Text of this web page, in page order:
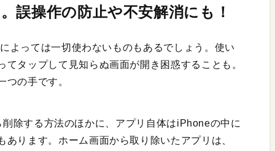
誤操作の防止や不安解消にも！
よっては一切使わないものもあるでしょう。使い
タップして見知らぬ画面が開き困惑することも。
つの手です。
除する方法のほかに、アプリ自体はiPhoneの中に
ります。ホーム画面から取り除いたアプリは、